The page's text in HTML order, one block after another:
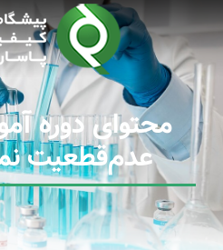
محتوای دوره
عدم‌قطعیت